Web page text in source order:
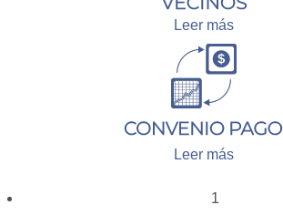
Leer más
Leer más
1